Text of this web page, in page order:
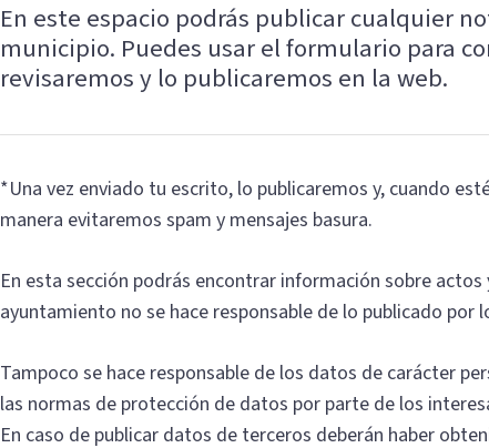
En este espacio podrás publicar cualquier
municipio. Puedes usar el formulario para
revisaremos y lo publicaremos en la web.
*Una vez enviado tu escrito, lo publicaremos y, cuando
manera evitaremos spam y mensajes basura.
En esta sección podrás encontrar información sobre
ayuntamiento no se hace responsable de lo publicado
Tampoco se hace responsable de los datos de carácter
las normas de protección de datos por parte de los
En caso de publicar datos de terceros deberán haber